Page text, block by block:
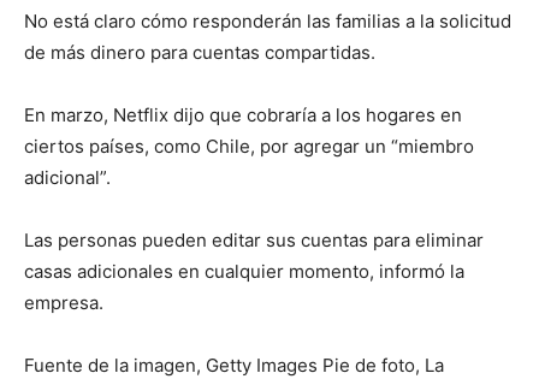
No está claro cómo responderán las familias a la solicitud
de más dinero para cuentas compartidas.
En marzo, Netflix dijo que cobraría a los hogares en
ciertos países, como Chile, por agregar un “miembro
adicional”.
Las personas pueden editar sus cuentas para eliminar
casas adicionales en cualquier momento, informó la
empresa.
Fuente de la imagen, Getty Images Pie de foto, La